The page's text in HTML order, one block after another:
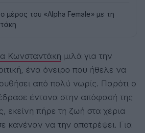
μέρος του «Alpha Female» με τη
Κωνσταντάκη μιλά για την
ένα όνειρο που ήθελε να
από πολύ νωρίς. Παρότι ο
έντονα στην απόφασή της
εκείνη πήρε τη ζωή στα χέρια
κανέναν να την αποτρέψει. Για